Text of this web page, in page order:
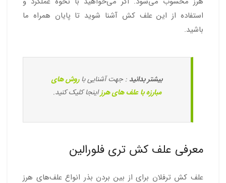
استفاده از این علف کش آشنا شوید تا پایان همراه ما
باشید.
بیشتر بدانید: جهت آشنایی باروش های
مبارزه با علف های هرزاینجا کلیک کنید.
معرفی علف کش تری فلورالین
علف کش ترفلان برای از بین بردن بذر انواع علف‌های هرز